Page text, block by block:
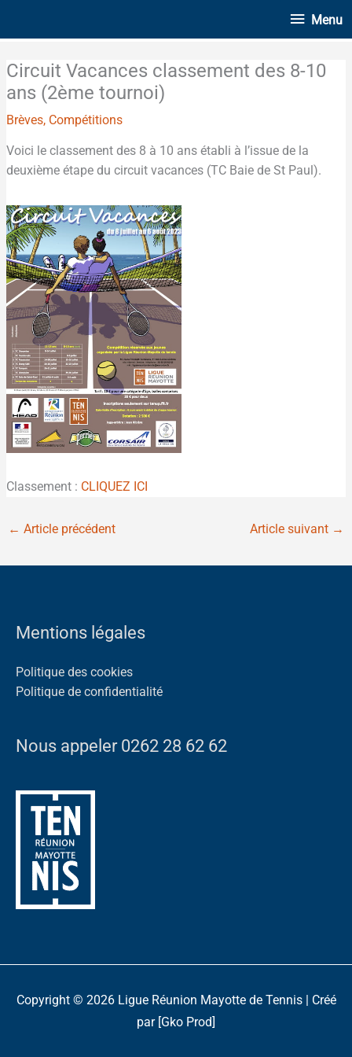
Menu
Menu
Circuit Vacances classement des 8-10
ans (2ème tournoi)
Brèves, Compétitions
Voici le classement des 8 à 10 ans établi à l’issue de la
deuxième étape du circuit vacances (TC Baie de St Paul).
Classement : CLIQUEZ ICI
← Article précédent Article suivant →
Mentions légales
Politique des cookies
Politique de confidentialité
Nous appeler 0262 28 62 62
Copyright © 2026 Ligue Réunion Mayotte de Tennis| Créé
par [Gko Prod]